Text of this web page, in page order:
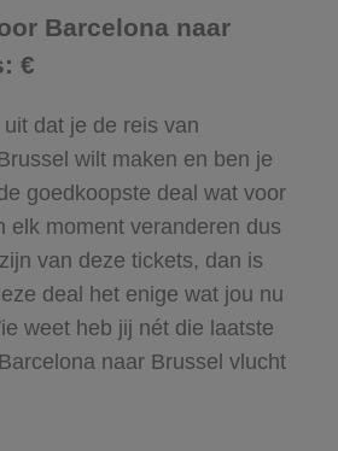
Barcelona naar
€
dat je de reis van
wilt maken en ben je
goedkoopste deal wat voor
elk moment veranderen dus
van deze tickets, dan is
deal het enige wat jou nu
weet heb jij nét die laatste
naar Brussel vlucht